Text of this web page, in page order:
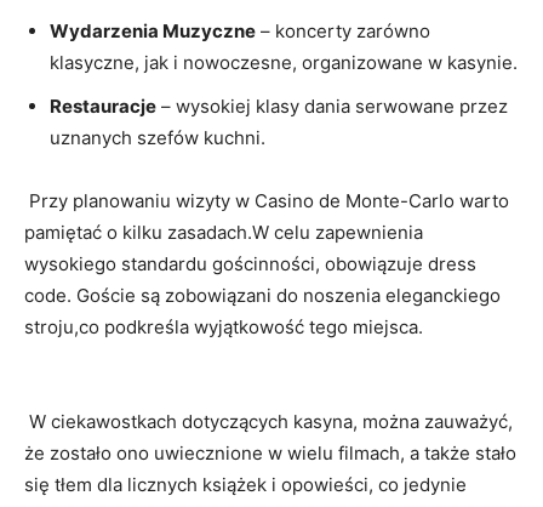
Wydarzenia Muzyczne – ⁤koncerty zarówno
klasyczne, jak i nowoczesne, organizowane w kasynie.
Restauracje – wysokiej klasy dania serwowane przez
uznanych​ szefów kuchni.
⁣ Przy ⁤planowaniu wizyty w Casino⁣ de‍ Monte-Carlo warto
pamiętać o kilku‌ zasadach.W‌ celu zapewnienia
wysokiego standardu gościnności, obowiązuje ⁣dress
code. Goście⁣ są zobowiązani do noszenia ‍eleganckiego
stroju,co podkreśla wyjątkowość tego ⁣miejsca.
⁣ W ciekawostkach dotyczących ⁤kasyna, można zauważyć,
że zostało ​ono uwiecznione⁣ w wielu filmach, a także stało‌
się tłem dla licznych książek i opowieści, co jedynie